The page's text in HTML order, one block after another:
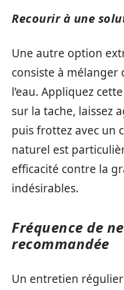
Recourir à une
Une autre option
consiste à mélanger
l’eau. Appliquez
sur la tache, laissez
puis frottez avec un
naturel est
efficacité contre la
indésirables.
Fréquence de
recommandée
Un entretien